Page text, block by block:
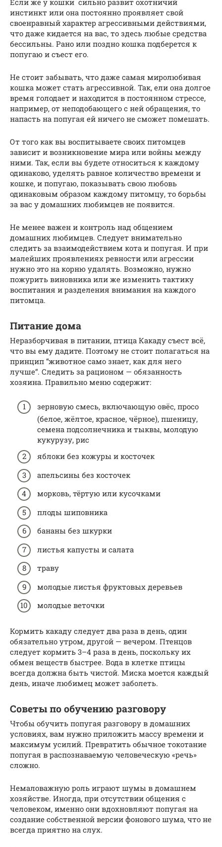
Если же у кошки сильно развит охотничий
инстинкт или она постоянно проявляет свой
своенравный характер агрессивными действиями,
что даже кидается на вас, то здесь любые средства
бессильны. Рано или поздно кошка подберется к
попугаю и съест его.
Не стоит забывать, что даже самая миролюбивая
кошка может стать агрессивной. Так, ели она долгое
время голодает и находится в постоянном стрессе,
например, от неподобающего с ней обращения, то
напасть на попугая ей ничего не сможет помешать.
От того как вы воспитываете своих питомцев
зависит и возникновение мира или войны между
ними. Так, если вы будете относиться к каждому
одинаково, уделять равное количество времени и
кошке, и попугаю, показывать свою любовь
одинаковым образом каждому питомцу, то борьбы
за вас у домашних любимцев не появится.
Не менее важен и контроль над общением
домашних любимцев. Следует внимательно
следить за взаимодействием кота и попугая. И при
малейших проявлениях ревности или агрессии
нужно это на корню удалять. Возможно, нужно
пожурить виновника или же изменить тактику
воспитания и разделения внимания на каждого
питомца.
Питание дома
Неразборчивая в питании, птица Какаду съест всё,
что вы ему дадите. Поэтому не стоит полагаться на
принцип “животное само знает, как для него
лучше“. Следить за рационом — обязанность
хозяина. Правильно меню содержит:
зерновую смесь, включающую овёс, просо
(белое, жёлтое, красное, чёрное), пшеницу,
семена подсолнечника и тыквы, молодую
кукурузу, рис
яблоки без кожуры и косточек
апельсины без косточек
морковь, тёртую или кусочками
плоды шиповника
бананы без шкурки
листья капусты и салата
траву
молодые листья фруктовых деревьев
молодые веточки
Кормить какаду следует два раза в день, один
обязательно утром, другой — вечером. Птенцов
следует кормить 3–4 раза в день, поскольку их
обмен веществ быстрее. Вода в клетке птицы
всегда должна быть чистой. Миска моется каждый
день, иначе любимец может заболеть.
Советы по обучению разговору
Чтобы обучить попугая разговору в домашних
условиях, вам нужно приложить массу времени и
максимум усилий. Превратить обычное токотание
попугая в распознаваемую человеческую «речь»
сложно.
Немаловажную роль играют шумы в домашнем
хозяйстве. Иногда, при отсутствии общения с
человеком, именно они вдохновляют попугая на
создание собственной версии фонового шума, что не
всегда приятно на слух.